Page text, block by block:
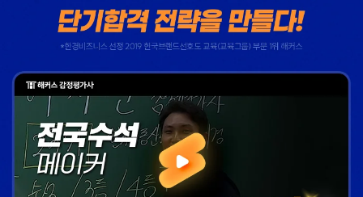
추천합니다.
해커스에서 시작했으면
더 빨리 합격하지
않았을까 생각하고,
주변 분들에게도
해커스 여지훈
평가사님의 기출강의와
GS를 통해 넉넉한 실무
점수를 받으며 합격할 수